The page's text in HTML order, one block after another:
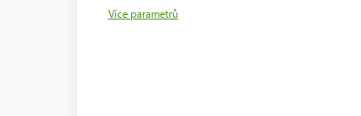
Více parametrů